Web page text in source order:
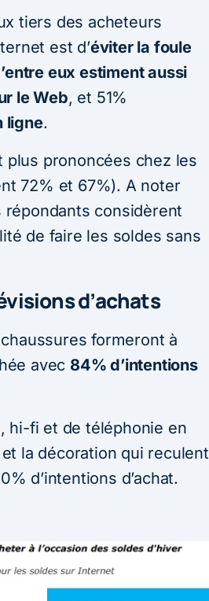
tiers des acheteurs
est d’éviter la foule
eux estiment aussi
le Web, et 51%
ligne.
prononcées chez les
72% et 67%). A noter
répondants considèrent
de faire les soldes sans
d’achats
formeront à
avec 84% d’intentions
hi-fi et de téléphonie en
la décoration qui reculent
d’intentions d’achat.